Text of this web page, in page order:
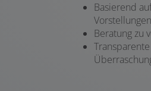
Basierend
Vorstellungen
Beratung zu